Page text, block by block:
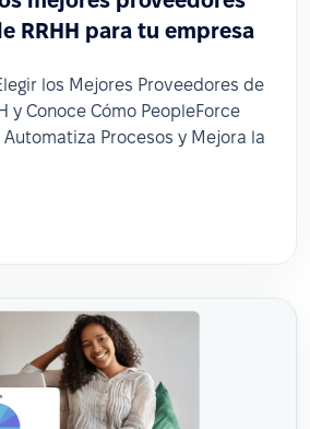
RRHH para tu empresa
los Mejores Proveedores de
y Conoce Cómo PeopleForce
Procesos y Mejora la